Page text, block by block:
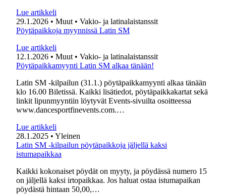
Lue artikkeli
29.1.2026 • Muut • Vakio- ja latinalaistanssit
Pöytäpaikkoja myynnissä Latin SM
Lue artikkeli
12.1.2026 • Muut • Vakio- ja latinalaistanssit
Pöytäpaikkamyynti Latin SM alkaa tänään!
Latin SM -kilpailun (31.1.) pöytäpaikkamyynti alkaa tänään
klo 16.00 Biletissä. Kaikki lisätiedot, pöytäpaikkakartat sekä
linkit lipunmyyntiin löytyvät Events-sivuilta osoitteessa
www.dancesportfinevents.com.…
Lue artikkeli
28.1.2025 • Yleinen
Latin SM -kilpailun pöytäpaikkoja jäljellä kaksi
istumapaikkaa
Kaikki kokonaiset pöydät on myyty, ja pöydässä numero 15
on jäljellä kaksi irtopaikkaa. Jos haluat ostaa istumapaikan
pöydästä hintaan 50,00,…